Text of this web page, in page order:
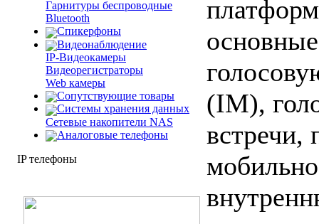
Гарнитуры беспроводные
Bluetooth
Спикерфоны
Видеонаблюдение
IP-Видеокамеры
Видеорегистраторы
Web камеры
Сопутствующие товары
Cистемы хранения данных
Сетевые накопители NAS
Аналоговые телефоны
IP телефоны
(IM),
встречи,